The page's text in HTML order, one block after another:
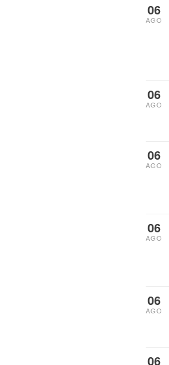
06
AGO
06
AGO
06
AGO
06
AGO
06
AGO
06